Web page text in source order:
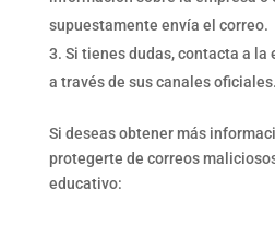
supuestamente envía el correo.
Si tienes dudas, contacta a
a través de sus canales oficiales.
Si deseas obtener más
protegerte de correos
educativo: